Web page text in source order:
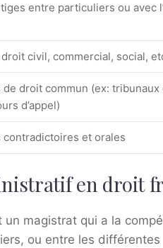
entre particuliers ou avec
civil, commercial, social,
droit commun (ex: tribunaux
d’appel)
contradictoires et orales
en droit
un magistrat qui a la
ou entre les différentes